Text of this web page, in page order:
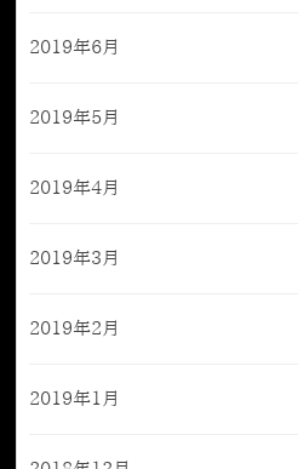
2019年6月
2019年5月
2019年4月
2019年3月
2019年2月
2019年1月